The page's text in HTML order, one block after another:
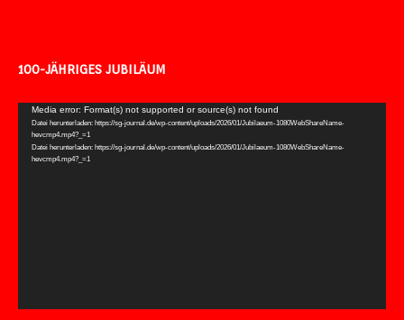
100-JÄHRIGES JUBILÄUM
Video-
Player
Media error: Format(s) not supported or source(s) not found
Datei herunterladen: https://sg-journal.de/wp-content/uploads/2026/01/Jubilaeum-1080WebShareName-
hevcmp4.mp4?_=1
Datei herunterladen: https://sg-journal.de/wp-content/uploads/2026/01/Jubilaeum-1080WebShareName-
hevcmp4.mp4?_=1